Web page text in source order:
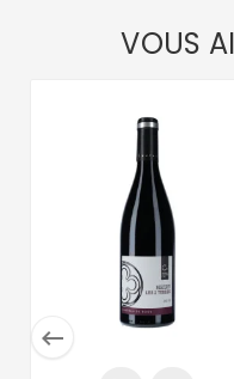
VOUS
